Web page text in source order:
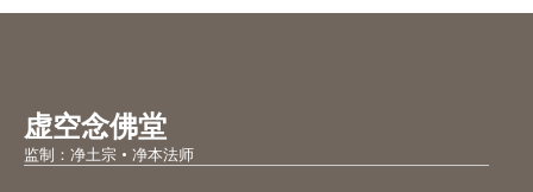
虚空念佛堂
监制：净土宗 • 净本法师